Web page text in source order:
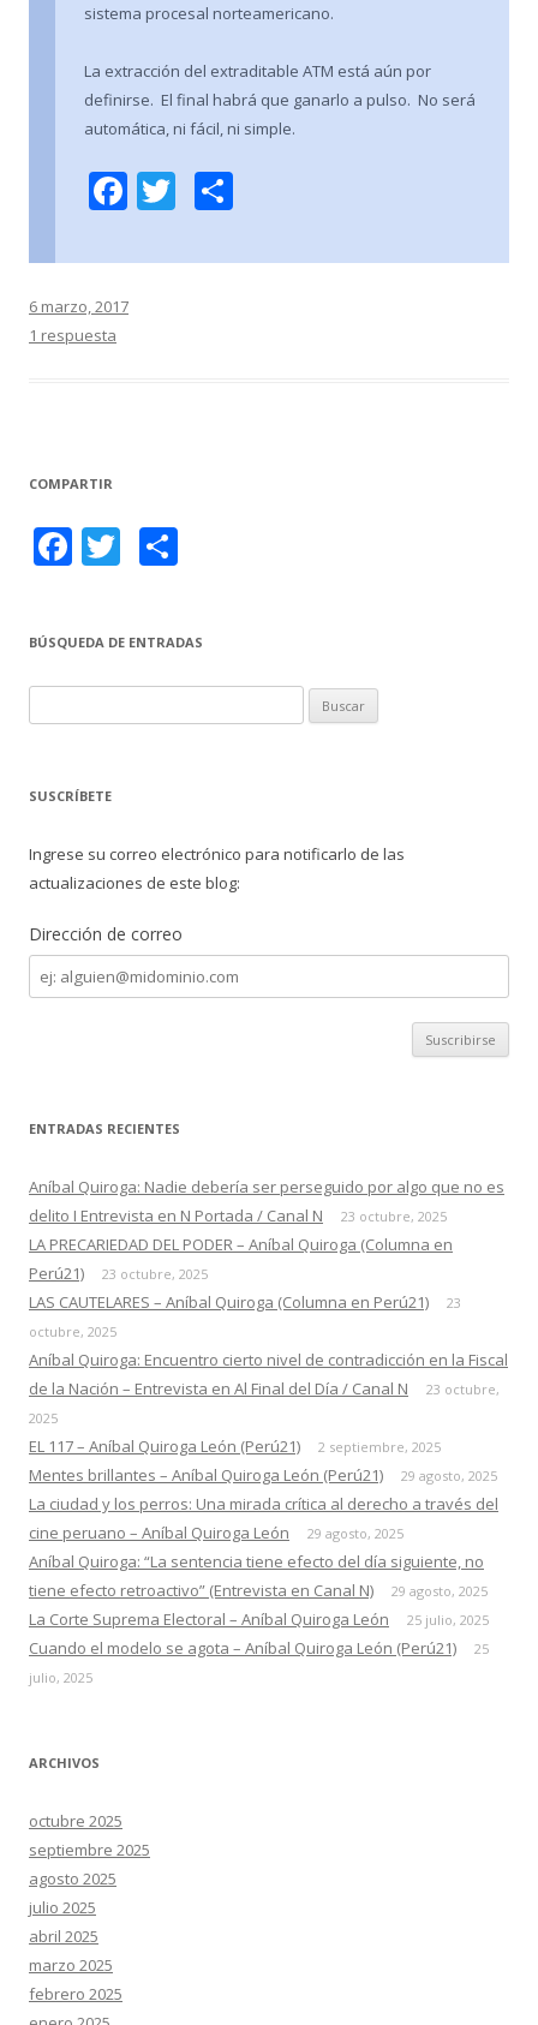
sistema procesal norteamericano.
La extracción del extraditable ATM está aún por
definirse. El final habrá que ganarlo a pulso. No será
automática, ni fácil, ni simple.
F
e
b
T
itt m
6 marzo, 2017
1 respuesta
COMPARTIR
F
b
o
o
k
T
er p
ar
ti
BÚSQUEDA DE ENTRADAS
u
c
r
SUSCRÍBETE
Ingrese su correo electrónico para notificarlo de las
actualizaciones de este blog:
Dirección de correo
Dirección
de
correo
ENTRADAS RECIENTES
Aníbal Quiroga: Nadie debería ser perseguido por algo que no es
delito I Entrevista en N Portada / Canal N
23 octubre, 2025
LA PRECARIEDAD DEL PODER – Aníbal Quiroga (Columna en
Perú21)
23 octubre, 2025
LAS CAUTELARES – Aníbal Quiroga (Columna en Perú21)
23
octubre, 2025
Aníbal Quiroga: Encuentro cierto nivel de contradicción en la Fiscal
de la Nación – Entrevista en Al Final del Día / Canal N
23 octubre,
2025
EL 117 – Aníbal Quiroga León (Perú21) 2 septiembre, 2025
Mentes brillantes – Aníbal Quiroga León (Perú21) 29 agosto, 2025
La ciudad y los perros: Una mirada crítica al derecho a través del
cine peruano – Aníbal Quiroga León
29 agosto, 2025
Aníbal Quiroga: “La sentencia tiene efecto del día siguiente, no
tiene efecto retroactivo” (Entrevista en Canal N)
29 agosto, 2025
La Corte Suprema Electoral – Aníbal Quiroga León 25 julio, 2025
Cuando el modelo se agota – Aníbal Quiroga León (Perú21)
25
julio, 2025
ARCHIVOS
octubre 2025
septiembre 2025
agosto 2025
julio 2025
abril 2025
marzo 2025
febrero 2025